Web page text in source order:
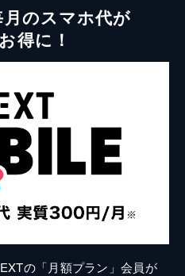
のスマホ代が
得に！
の「月額プラン」会員が